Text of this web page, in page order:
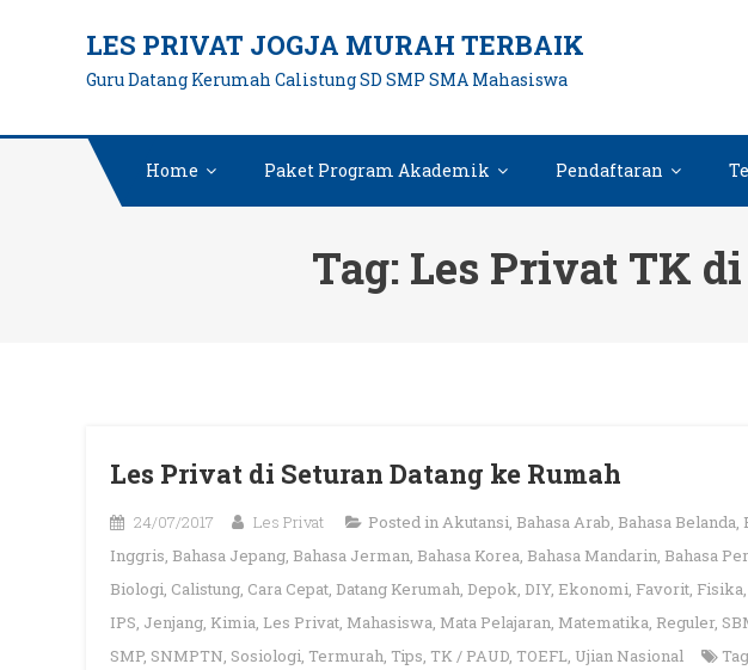
LES PRIVAT JOGJA MURAH TERBAIK
Guru Datang Kerumah Calistung SD SMP SMA Mahasiswa
Home Paket Program Akademik Pendaftaran
Tag: Les Privat TK
Les Privat di Seturan Datang ke Rumah
24/07/2017 Les Privat Posted inAkutansi, Bahasa Arab, Bahasa Belanda,
Inggris, Bahasa Jepang, Bahasa Jerman, Bahasa Korea, Bahasa Mandarin, Bahasa
Biologi, Calistung, Cara Cepat, Datang Kerumah, Depok, DIY, Ekonomi, Favorit, Fisika,
IPS, Jenjang, Kimia, Les Privat, Mahasiswa, Mata Pelajaran, Matematika, Reguler,
SMP, SNMPTN, Sosiologi, Termurah, Tips, TK / PAUD, TOEFL, Ujian Nasional